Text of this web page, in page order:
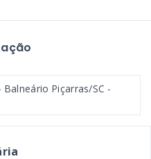
Piçarras/SC -